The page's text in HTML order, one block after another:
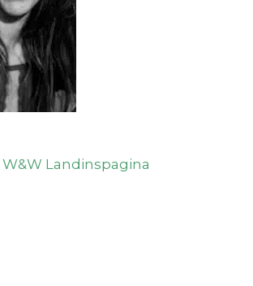
W&W Landinspagina